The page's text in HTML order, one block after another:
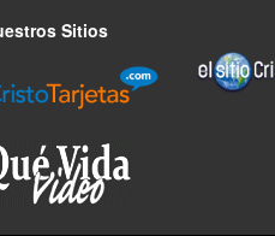
Sitios